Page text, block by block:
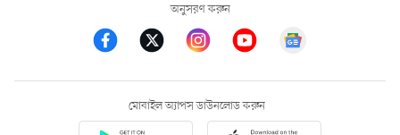
অনুসরণ করুন
মোবাইল অ্যাপস ডাউনলোড করুন